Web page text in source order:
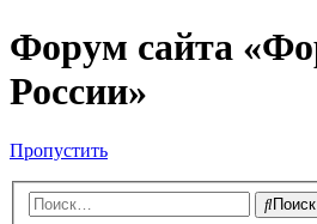
Форум сайта
России»
Пропустить
Поиск